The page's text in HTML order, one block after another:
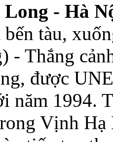
Long - Hà
tàu,
- Thắng
được
năm 1994.
Vịnh